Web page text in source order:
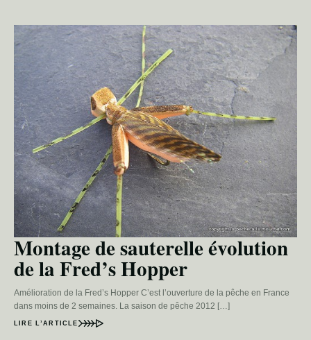
Montage de sauterelle évolution
de la Fred’s Hopper
Amélioration de la Fred’s Hopper C’est l’ouverture de la pêche en France
dans moins de 2 semaines. La saison de pêche 2012 […]
LIRE L’ARTICLE